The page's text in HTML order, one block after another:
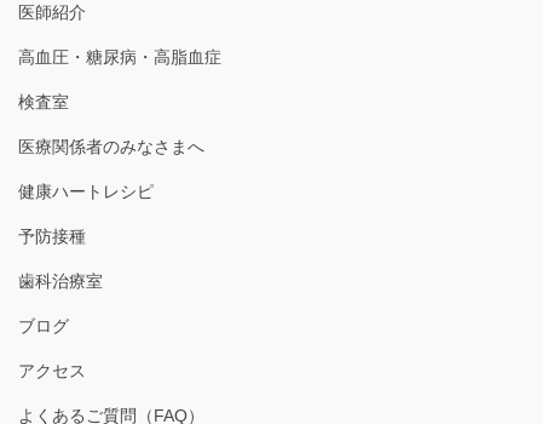
医師紹介
高血圧・糖尿病・高脂血症
検査室
医療関係者のみなさまへ
健康ハートレシピ
予防接種
歯科治療室
ブログ
アクセス
よくあるご質問（FAQ）